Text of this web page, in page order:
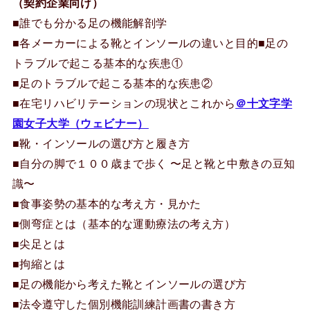
（契約企業向け）
■誰でも分かる足の機能解剖学
■各メーカーによる靴とインソールの違いと目的■足の
トラブルで起こる基本的な疾患①
■足のトラブルで起こる基本的な疾患②
■在宅リハビリテーションの現状とこれから ＠十文字学
園女子大学（ウェビナー）
■靴・インソールの選び方と履き方
■自分の脚で１００歳まで歩く 〜足と靴と中敷きの豆知
識〜
■食事姿勢の基本的な考え方・見かた
■側弯症とは（基本的な運動療法の考え方）
■尖足とは
■拘縮とは
■足の機能から考えた靴とインソールの選び方
■法令遵守した個別機能訓練計画書の書き方